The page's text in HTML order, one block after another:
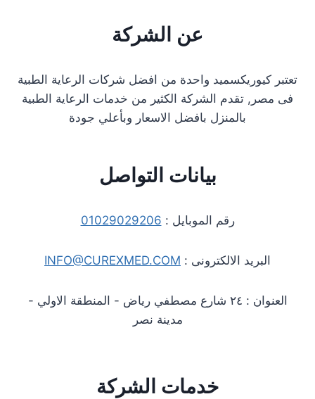
عن الشركة
تعتبر كيوريكسميد واحدة من افضل شركات الرعاية الطبية
فى مصر, تقدم الشركة الكثير من خدمات الرعاية الطبية
بالمنزل بافضل الاسعار وبأعلي جودة
بيانات التواصل
رقم الموبايل : 01029029206
البريد الالكترونى : INFO@CUREXMED.COM
العنوان : ٢٤ شارع مصطفي رياض - المنطقة الاولي -
مدينة نصر
خدمات الشركة